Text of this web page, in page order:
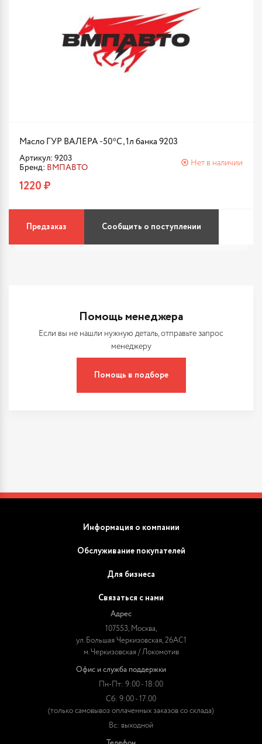
Масло ГУР ВАЛЕРА -50*С, 1л банка 9203
Артикул: 9203
Бренд: ВМПАВТО
Нет в наличии
1220 ₽
Предзаказ Сообщить о поступлении
Помощь менеджера
Если вы не нашли нужную деталь, отправьте запрос
менеджеру
Помощь в подборе
Информация о компании
Обслуживание покупателей
Для бизнеса
Связаться с нами
Адрес
107553, Москва,
ул. Большая Черкизовская, 26АС1
м. Черкизовская / Локомотив
Офис и служба поддержки
Пн-Пт: 9:00 - 18:00
Сб: 9:00 - 17:00
(только самовывоз оплаченных заказов со склада)
Вс: выходной